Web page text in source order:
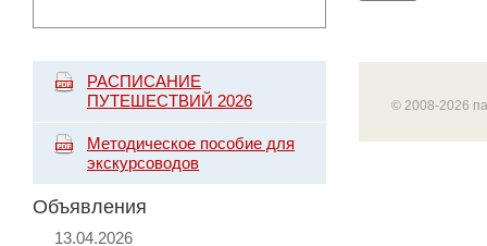
РАСПИСАНИЕ
ПУТЕШЕСТВИЙ 2026
Методическое пособие для
экскурсоводов
Объявления
13.04.2026
© 2008-2026